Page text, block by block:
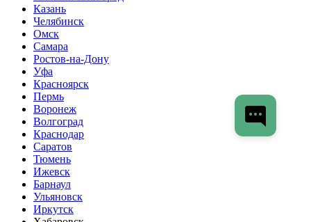
Казань
Челябинск
Омск
Самара
Ростов-на-Дону
Уфа
Красноярск
Пермь
Воронеж
Волгоград
Краснодар
Саратов
Тюмень
Ижевск
Барнаул
Ульяновск
Иркутск